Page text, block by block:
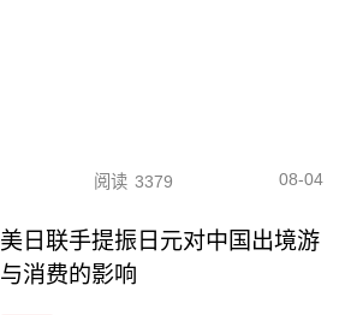
阅读 3379 08-04
美日联手提振日元对中国出境游
与消费的影响